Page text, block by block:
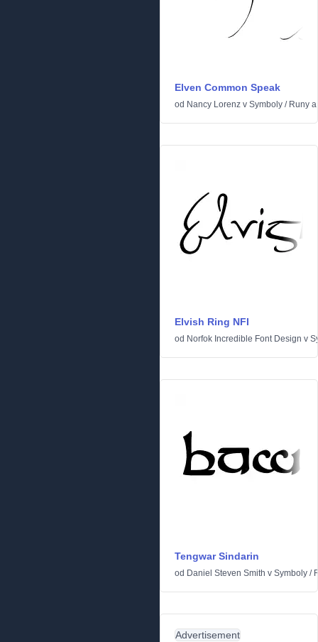
Elven Common Speak
od Nancy Lorenz v Symboly / Runy
Elvish Ring NFI
od Norfok Incredible Font Design v
Tengwar Sindarin
od Daniel Steven Smith v Symboly /
Advertisement